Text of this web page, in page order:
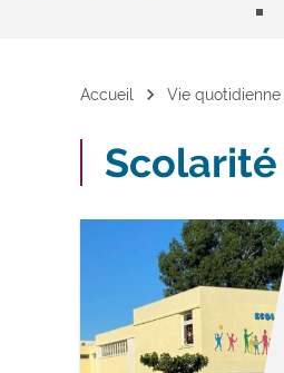
Accueil chevron_right Vie quotidienne
Scolarité